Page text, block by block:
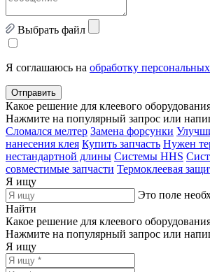
Выбрать файл
Я соглашаюсь на обработку
Отправить
Какое решение для клеевого
Нажмите на популярный запрос или
Сломался мелтер Замена форсунки
нанесения клея Купить запчасть Нужен
нестандартной длины Системы HHS
совместимые запчасти Термоклеевая
Я ищу
Это поле
Найти
Какое решение для клеевого
Нажмите на популярный запрос или
Я ищу